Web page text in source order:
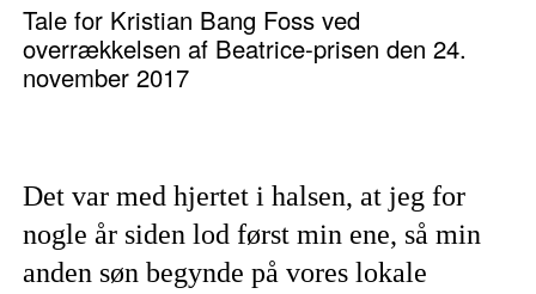
Tale for Kristian Bang Foss ved
overrækkelsen af Beatrice-prisen den 24.
november 2017
Det var med hjertet i halsen, at jeg for
nogle år siden lod først min ene, så min
anden søn begynde på vores lokale